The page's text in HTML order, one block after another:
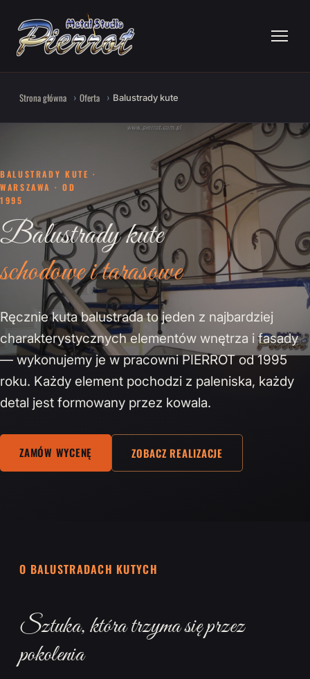
Strona główna Oferta Balustrady kute
BALUSTRADY KUTE ·
WARSZAWA · OD
1995
Balustrady kute
schodowe i tarasowe
Ręcznie kuta balustrada to jeden z najbardziej
charakterystycznych elementów wnętrza i fasady
— wykonujemy je w pracowni PIERROT od 1995
roku. Każdy element pochodzi z paleniska, każdy
detal jest formowany przez kowala.
ZAMÓW WYCENĘ ZOBACZ REALIZACJE
O BALUSTRADACH KUTYCH
Sztuka, która trzyma się przez
pokolenia